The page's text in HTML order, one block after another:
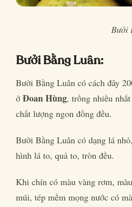
Bưởi
Bưởi Bằng Luân:
Bưởi Bằng Luân có cách đây
ở Đoan Hùng, trồng nhiều
chất lượng ngon đồng đều.
Bưởi Bằng Luân có dạng lá
hình lá to, quả to, tròn đều.
Khi chín có màu vàng rơm,
múi, tép mềm mọng nước có